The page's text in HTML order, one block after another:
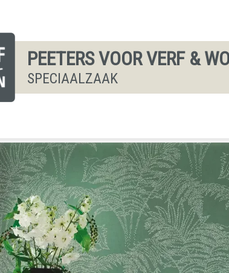
PEETERS VOOR VERF &
SPECIAALZAAK